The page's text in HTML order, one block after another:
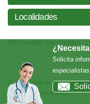
Solicita
especialistas
Personaliza tus cookies
© 2026clinicasabortos.com|
creada porbalneariais